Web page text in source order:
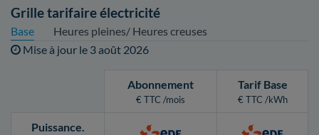
Grille tarifaire électricité
Base
Heures pleines/ Heures creuses
Mise à jour le 3 août 2026
Abonnement
€ TTC /mois
Tarif Base
€ TTC /kWh
Puissance.